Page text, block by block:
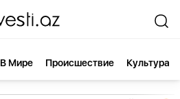
В Мире Происшествие Культура